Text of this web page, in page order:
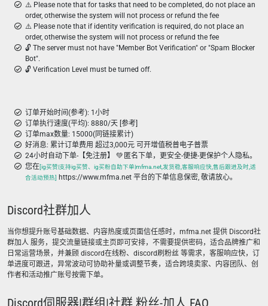
⚠️ Please note that for tasks that need to be completed, do not place an
order, otherwise the system will not process or refund the fee
⚠️ Please note that if identity verification is required, do not place an
order, otherwise the system will not process or refund the fee
🔓 The server must not have "Member Bot Verification" or "Spam Blocker
Bot".
🔓 Verification Level must be turned off.
订单开始时间(参考): 1小时
订单执行速度(平均): 8880/天 [参考]
订单max数量: 15000(同链接累计)
好消息: 累计订单费用 超过3,000元 可开增值税普电子普票
24小时自动下单-【免注册】 💚 匿名下单，更安全-便捷-更保护个人隐私。
您在[ig买赞|支持ig买赞、ig买粉自助下单|mfma.net,发货稳,客服响应快,售后跟进及时,适
合活动预热]
https://www.mfma.net 平台的下单信息保密, 敬请放心。
Discord社群加人
当你想提升账号基础数据、内容热度或页面信任感时，mfma.net 提供 Discord社
群加人 服务，提交流量链接或主页即可安排，不需要提供密码，适合品牌推广和
日常运营场景，并兼顾 discord在线粉、discord刷粉丝 等需求，客服响应快，订
单进度可跟进，异常波动可协助补量或调整节奏，适合跨境卖家、内容团队、创
作者和活动推广账号按需下单。
Discord伺服器|群组|社群 粉丝-加人 FAQ